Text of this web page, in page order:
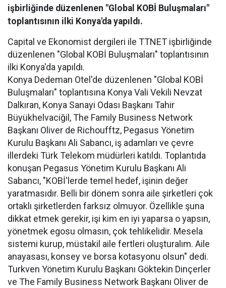
işbirliğinde düzenlenen "Global KOBİ Buluşmaları"
toplantısının ilki Konya'da yapıldı.
Capital ve Ekonomist dergileri ile TTNET işbirliğinde
düzenlenen "Global KOBİ Buluşmaları" toplantısının
ilki Konya'da yapıldı.
Konya Dedeman Otel'de düzenlenen "Global KOBİ
Buluşmaları" toplantısına Konya Vali Vekili Nevzat
Dalkıran, Konya Sanayi Odası Başkanı Tahir
Büyükhelvaciğil, The Family Business Network
Başkanı Oliver de Richoufftz, Pegasus Yönetim
Kurulu Başkanı Ali Sabancı, iş adamları ve çevre
illerdeki Türk Telekom müdürleri katıldı. Toplantıda
konuşan Pegasus Yönetim Kurulu Başkanı Ali
Sabancı, "KOBİ'lerde temel hedef, işinin değer
yaratmasıdır. Belli bir dönem sonra aile şirketleri çok
ortaklı şirketlerden farksız olmuyor. Özellikle şuna
dikkat etmek gerekir, işi kim en iyi yaparsa o yapsın,
yönetmek egosu olmasın, çok tehlikelidir. Mesela
sistemi kurup, müstakil aile fertleri oluşturalım. Aile
anayasası, konsey ve borsa kotasyonu olsun" dedi.
Turkven Yönetim Kurulu Başkanı Göktekin Dinçerler
ve The Family Business Network Başkanı Oliver de